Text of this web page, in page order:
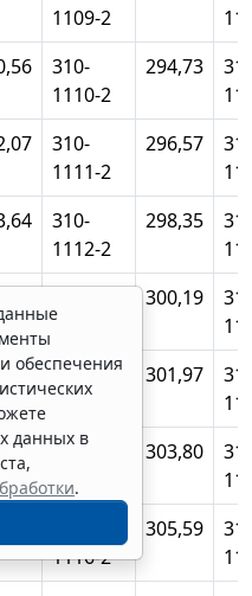
1109-2
310-
1110-2
294,73
310-
1111-2
296,57
310-
1112-2
298,35
1113-2
300,19
310-
1114-2
301,97
310-
1115-2
303,80
1116-2
305,59
обеспечения
данных в
.